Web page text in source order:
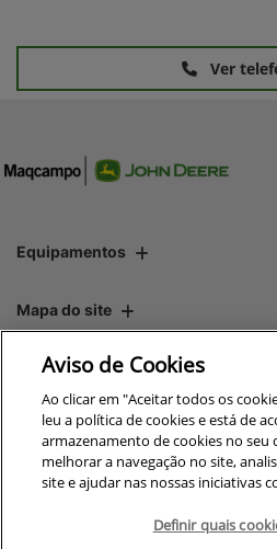
Ver
Equipamentos
Mapa do site
Política de privacidade
CNPJ:
No trânsito, enxergar o
Aviso de Cookies
Ao clicar em "Aceitar todos os
leu a política de cookies e está de
armazenamento de cookies no seu
melhorar a navegação no site,
site e ajudar nas nossas iniciativas
Definir quais